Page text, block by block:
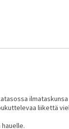
liikettä